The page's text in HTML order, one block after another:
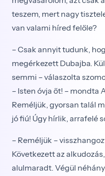
teszem, mert nagy
van valami híred felőle?
– Csak annyit tudunk,
megérkezett Dubajba.
semmi – válaszolta
– Isten óvja őt! – mondta
Reméljük, gyorsan talál
jó fiú! Úgy hírlik, arrafelé
– Reméljük –
Következett az
alulmaradt. Végül